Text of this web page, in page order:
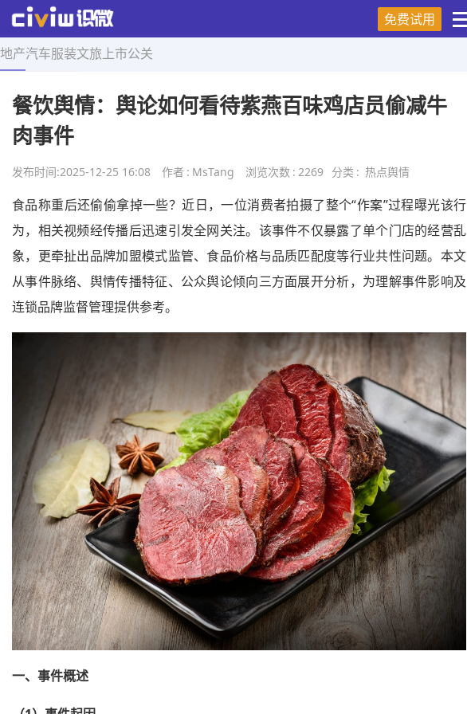
免费试用
地产汽车服装文旅 上市公关
首页 > 热点舆情 > 正文
餐饮舆情：舆论如何看待紫燕百味鸡店员偷减牛
肉事件
发布时间:2025-12-25 16:08 作者 : MsTang 浏览次数 : 2269 分类 : 热点舆情
食品称重后还偷偷拿掉一些？近日，一位消费者拍摄了整个“作案”过程曝光该行
为，相关视频经传播后迅速引发全网关注。该事件不仅暴露了单个门店的经营乱
象，更牵扯出品牌加盟模式监管、食品价格与品质匹配度等行业共性问题。本文
从事件脉络、舆情传播特征、公众舆论倾向三方面展开分析，为理解事件影响及
连锁品牌监督管理提供参考。
一、 事件概述